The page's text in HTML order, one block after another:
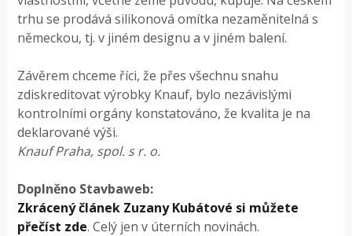
trhu se prodává silikonová omítka nezaměnitelná s
německou, tj. v jiném designu a v jiném balení.
Závěrem chceme říci, že přes všechnu snahu
zdiskreditovat výrobky Knauf, bylo nezávislými
kontrolními orgány konstatováno, že kvalita je na
deklarované výši.
Knauf Praha, spol. s r. o.
Doplněno Stavbaweb:
Zkrácený článek Zuzany Kubátové si můžete
přečíst zde. Celý jen v úterních novinách.